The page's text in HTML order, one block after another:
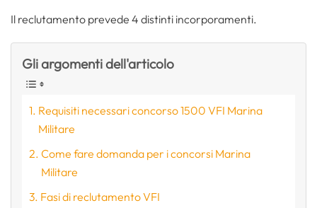
Il reclutamento prevede 4 distinti incorporamenti.
Gli argomenti dell'articolo
Requisiti necessari concorso 1500 VFI Marina
Militare
Come fare domanda per i concorsi Marina
Militare
Fasi di reclutamento VFI